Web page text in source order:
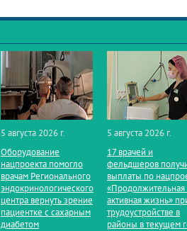
5 августа 2026 г.
Оборудование
нацпроекта помогло
врачам Регионального
эндокринологического
центра вернуть зрение
пациентке с сахарным
диабетом
5 августа 2026 г.
17 врачей и
фельдшеров
выплаты по
«Продолжительная
активная жизнь»
трудоустройстве в
районы в текущем